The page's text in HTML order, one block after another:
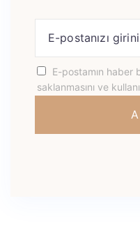
E-postamın haber
saklanmasını ve